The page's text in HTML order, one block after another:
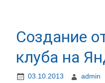
Создание
клуба на
03.10.2013 admin